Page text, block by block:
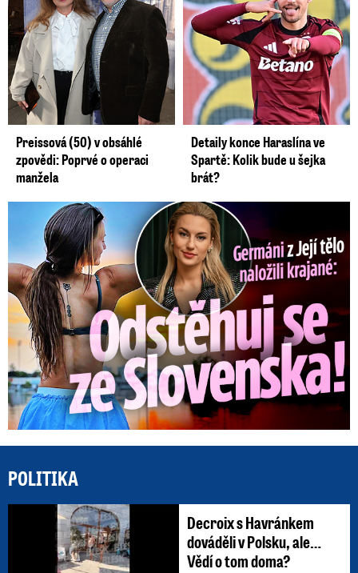
Preissová (50) v obsáhlé
zpovědi: Poprvé o operaci
manžela
Detaily konce Haraslína ve
Spartě: Kolik bude u šejka
brát?
Germáni z Jejího těla: Odstěhuj se, vzkázali jí krajané
POLITIKA
Decroix s Havránkem
dováděli v Polsku, ale…
Vědí o tom doma?